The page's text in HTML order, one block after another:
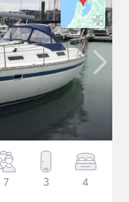
7 3 4